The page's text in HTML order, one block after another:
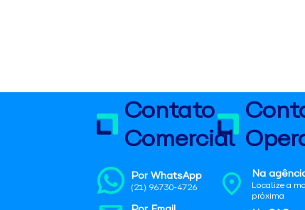
Contato
Comercial
Por WhatsApp
(21) 96730-4726
Na
Localize a
próxima